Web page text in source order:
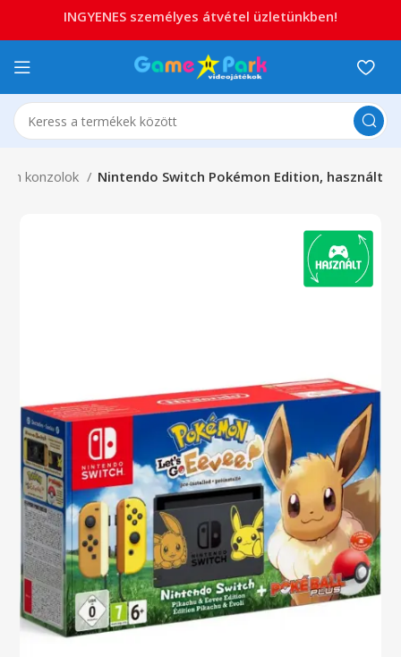
konzolok Nintendo Switch Pokémon Edition, használt
INGYENES személyes átvétel üzletünkben!